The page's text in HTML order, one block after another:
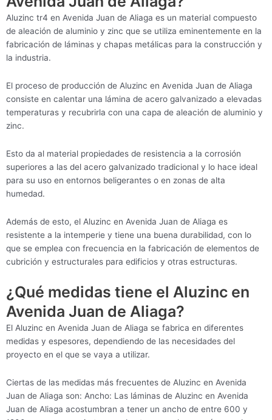
Aluzinc tr4 en Avenida Juan de Aliaga es un material compuesto
de aleación de aluminio y zinc que se utiliza eminentemente en la
fabricación de láminas y chapas metálicas para la construcción y
la industria.
El proceso de producción de Aluzinc en Avenida Juan de Aliaga
consiste en calentar una lámina de acero galvanizado a elevadas
temperaturas y recubrirla con una capa de aleación de aluminio y
zinc.
Esto da al material propiedades de resistencia a la corrosión
superiores a las del acero galvanizado tradicional y lo hace ideal
para su uso en entornos beligerantes o en zonas de alta
humedad.
Además de esto, el Aluzinc en Avenida Juan de Aliaga es
resistente a la intemperie y tiene una buena durabilidad, con lo
que se emplea con frecuencia en la fabricación de elementos de
cubrición y estructurales para edificios y otras estructuras.
¿Qué medidas tiene el Aluzinc en
Avenida Juan de Aliaga?
El Aluzinc en Avenida Juan de Aliaga se fabrica en diferentes
medidas y espesores, dependiendo de las necesidades del
proyecto en el que se vaya a utilizar.
Ciertas de las medidas más frecuentes de Aluzinc en Avenida
Juan de Aliaga son: Ancho: Las láminas de Aluzinc en Avenida
Juan de Aliaga acostumbran a tener un ancho de entre 600 y